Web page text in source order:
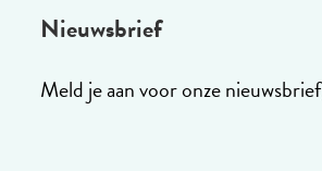
Nieuwsbrief
Meld je aan voor onze